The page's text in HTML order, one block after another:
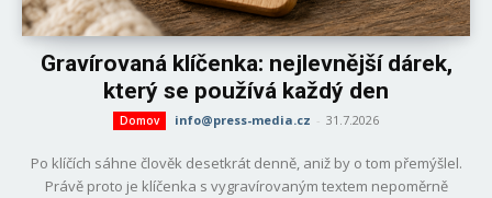
Gravírovaná klíčenka: nejlevnější dárek,
který se používá každý den
Domov info@press-media.cz - 31.7.2026
Po klíčích sáhne člověk desetkrát denně, aniž by o tom přemýšlel.
Právě proto je klíčenka s vygravírovaným textem nepoměrně